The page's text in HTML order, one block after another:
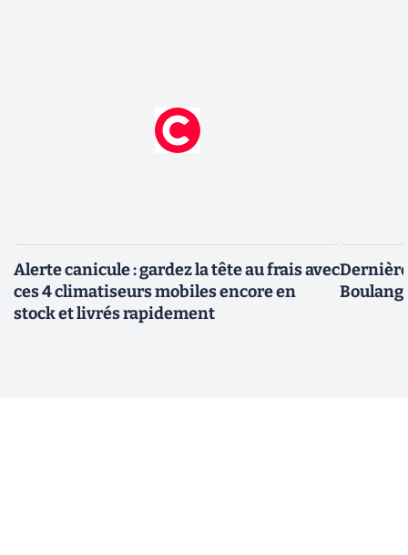
Alerte canicule : gardez la tête au frais avec
ces 4 climatiseurs mobiles encore en
stock et livrés rapidement